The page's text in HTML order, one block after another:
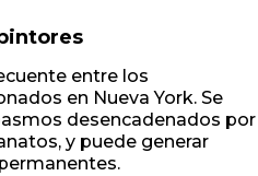
entre los
en Nueva York. Se
desencadenados por
y puede generar